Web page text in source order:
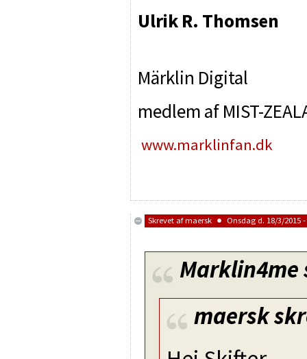
Ulrik R. Thomsen
Märklin Digital
medlem af MIST-
www.marklinfan.dk
Skrevet afmaersk Onsdag d. 18/3/2015 -
Marklin4me
maersk